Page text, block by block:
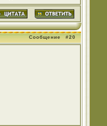
Сообщение #20